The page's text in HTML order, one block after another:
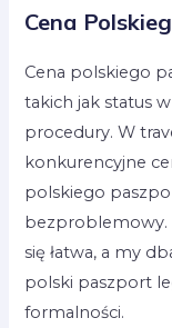
Cena
Cena polskiego
takich jak status
procedury. W
konkurencyjne
polskiego
bezproblemowy.
się łatwa, a my
polski paszport
formalności.